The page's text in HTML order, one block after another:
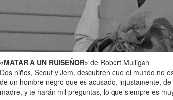
«MATAR A UN RUISEÑOR» de Robert Mulligan
Dos niños, Scout y Jem, descubren que el mundo no
de un hombre negro que es acusado, injustamente,
madre, y te harán mil preguntas, lo que siempre es